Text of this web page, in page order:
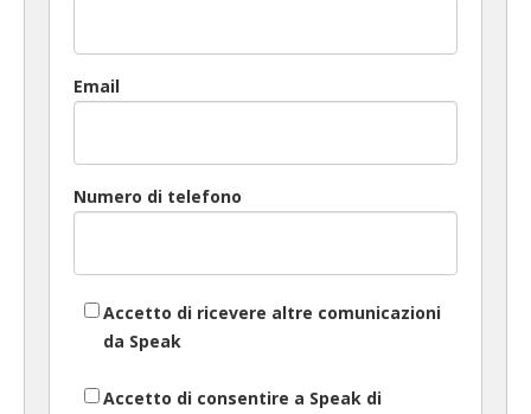
Email
Numero di telefono
Accetto di ricevere altre comunicazioni
da Speak
Accetto di consentire a Speak di